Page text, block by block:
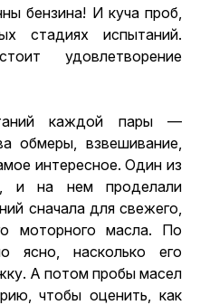
бензина! И куча проб,
стадиях испытаний.
удовлетворение
каждой пары —
обмеры, взвешивание,
интересное. Один из
и на нем проделали
сначала для свежего,
моторного масла. По
ясно, насколько его
А потом пробы масел
чтобы оценить, как